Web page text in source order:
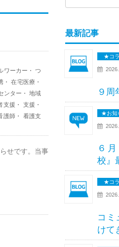
ワーカー ・つ
・在宅医療 ・
ンター ・ 地域
支援 ・ 支援 ・
護師 ・ 看護支
せです。当事
最新記事
★コ
９周
★お知
６
校』
★コ
コミ
けて